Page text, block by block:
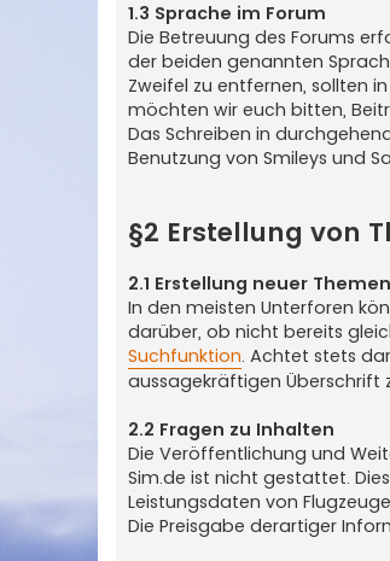
1.3 Sprache im Forum
Die Betreuung des Forums
der beiden genannten
Zweifel zu entfernen, sollten
möchten wir euch bitten,
Das Schreiben in
Benutzung von Smileys und
§2 Erstellung von
2.1 Erstellung neuer Themen
In den meisten Unterforen
darüber, ob nicht bereits
Suchfunktion. Achtet stets
aussagekräftigen Überschrift
2.2 Fragen zu Inhalten
Die Veröffentlichung und
Sim.de ist nicht gestattet.
Leistungsdaten von
Die Preisgabe derartiger